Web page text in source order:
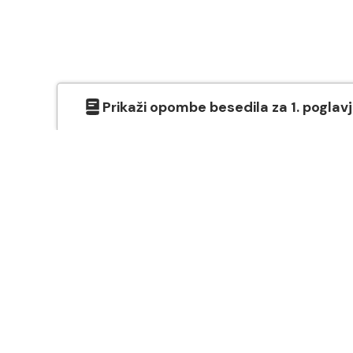
Prikaži opombe besedila za 1.